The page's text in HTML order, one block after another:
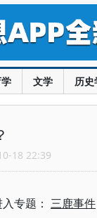
文学 历史
18 22:39
专题： 三鹿事件